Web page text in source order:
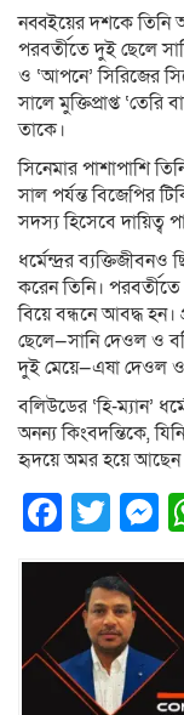
নব্বইয়ের দশকে তিনি
পরবর্তীতে দুই ছেলে
ও ‘আপনে’ সিরিজের
সালে মুক্তিপ্রাপ্ত
তাকে।
সিনেমার পাশাপাশি
সাল পর্যন্ত বিজেপির
সদস্য হিসেবে দায়িত্ব
ধর্মেন্দ্রর
করেন তিনি।
বিয়ে বন্ধনে আবদ্ধ হন।
ছেলে—সানি দেওল ও
দুই মেয়ে—এষা দেওল
বলিউডের ‘হি-ম্যান’
অনন্য কিংবদন্তিকে,
হৃদয়ে অমর হয়ে